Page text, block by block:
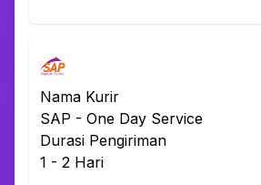
Nama Kurir
SAP - One Day Service
Durasi Pengiriman
1 - 2 Hari